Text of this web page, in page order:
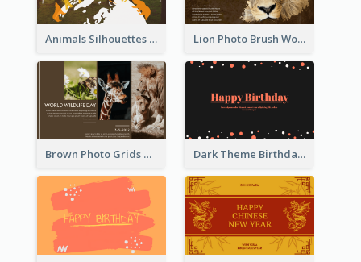
Animals Silhouettes World Wildlife Day Greeting Card Lion Photo Brush World Wildlife Day Greeting Card
Brown Photo Grids World Wildlife Day Greeting Card Dark Theme Birthday Greeting Card